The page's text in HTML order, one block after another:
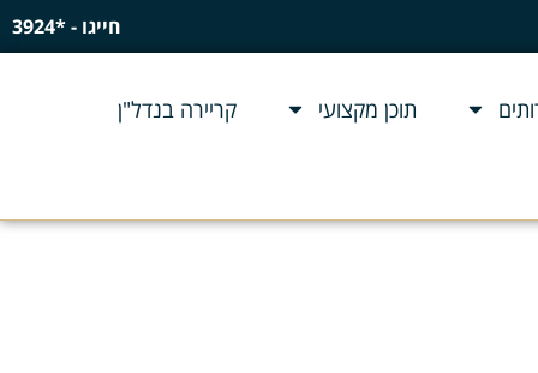
חייגו - *3924
תוכן מקצועי קריירה בנדל"ן